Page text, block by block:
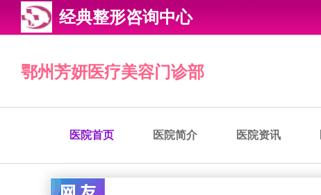
经典整形咨询中心
鄂州芳妍医疗美容门诊部
医院首页 医院简介 医院资讯